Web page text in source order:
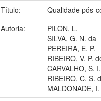
Título:
Qualidade pós-
Autoria:
PILON, L.
SILVA, G. N. da
PEREIRA, E. P.
RIBEIRO, V. P.
CARVALHO, S.
RIBEIRO, C. S.
MALDONADE, I.